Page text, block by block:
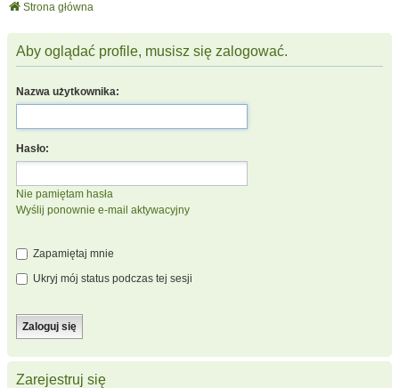
Strona główna
Aby oglądać profile, musisz się zalogować.
Nazwa użytkownika:
Hasło:
Nie pamiętam hasła
Wyślij ponownie e-mail aktywacyjny
Zapamiętaj mnie
Ukryj mój status podczas tej sesji
Zarejestruj się